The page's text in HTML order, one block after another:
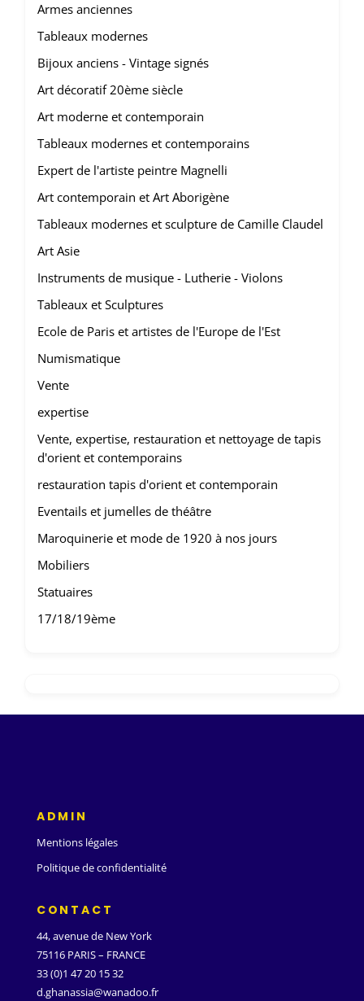
Armes anciennes
Tableaux modernes
Bijoux anciens - Vintage signés
Art décoratif 20ème siècle
Art moderne et contemporain
Tableaux modernes et contemporains
Expert de l'artiste peintre Magnelli
Art contemporain et Art Aborigène
Tableaux modernes et sculpture de Camille Claudel
Art Asie
Instruments de musique - Lutherie - Violons
Tableaux et Sculptures
Ecole de Paris et artistes de l'Europe de l'Est
Numismatique
Vente
expertise
Vente, expertise, restauration et nettoyage de tapis
d'orient et contemporains
restauration tapis d'orient et contemporain
Eventails et jumelles de théâtre
Maroquinerie et mode de 1920 à nos jours
Mobiliers
Statuaires
17/18/19ème
ADMIN
Mentions légales
Politique de confidentialité
CONTACT
44, avenue de New York
75116 PARIS – FRANCE
33 (0)1 47 20 15 32
d.ghanassia@wanadoo.fr